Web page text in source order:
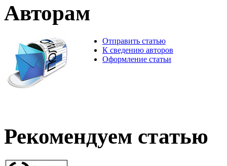
Авторам
Отправить статью
К сведению авторов
Оформление статьи
Рекомендуем статью